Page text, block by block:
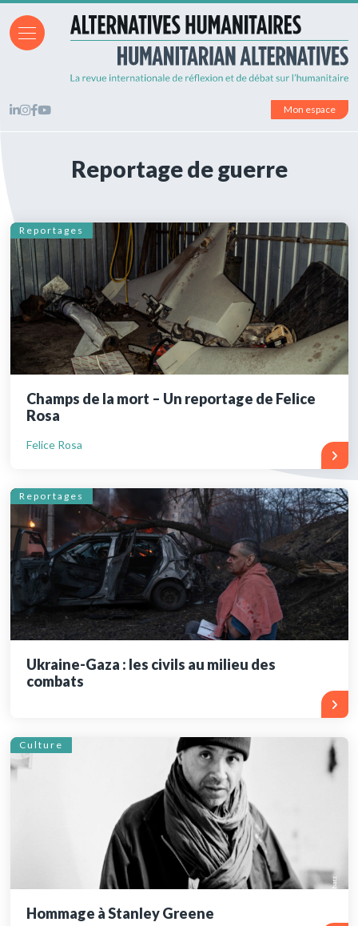
Mon espace
Reportage de guerre
Reportages
Champs de la mort – Un reportage de Felice
Rosa
Felice Rosa
Reportages
Ukraine-Gaza : les civils au milieu des
combats
Culture
Hommage à Stanley Greene